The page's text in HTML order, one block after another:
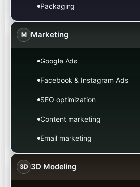
Packaging
M Marketing
Google Ads
Facebook & Instagram Ads
SEO optimization
Content marketing
Email marketing
3D 3D Modeling